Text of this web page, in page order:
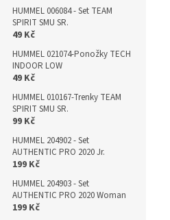
HUMMEL 006084 - Set TEAM
SPIRIT SMU SR.
49 Kč
HUMMEL 021074-Ponožky TECH
INDOOR LOW
49 Kč
HUMMEL 010167-Trenky TEAM
SPIRIT SMU SR.
99 Kč
HUMMEL 204902 - Set
AUTHENTIC PRO 2020 Jr.
199 Kč
HUMMEL 204903 - Set
AUTHENTIC PRO 2020 Woman
199 Kč